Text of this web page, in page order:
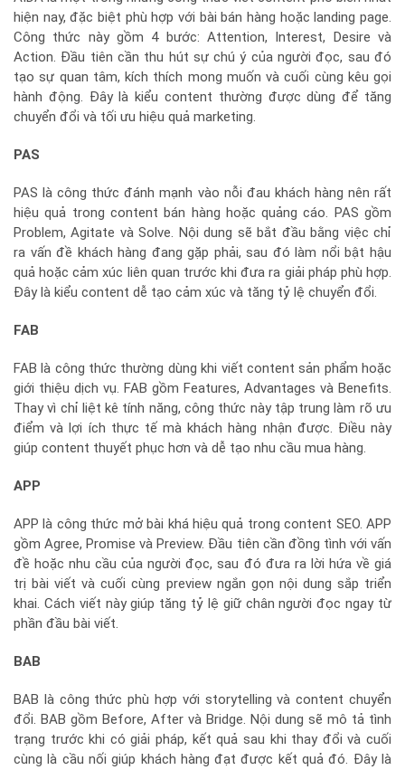
hiện nay, đặc biệt phù hợp với bài bán hàng hoặc landing page.
Công thức này gồm 4 bước: Attention, Interest, Desire và
Action. Đầu tiên cần thu hút sự chú ý của người đọc, sau đó
tạo sự quan tâm, kích thích mong muốn và cuối cùng kêu gọi
hành động. Đây là kiểu content thường được dùng để tăng
chuyển đổi và tối ưu hiệu quả marketing.
PAS
PAS là công thức đánh mạnh vào nỗi đau khách hàng nên rất
hiệu quả trong content bán hàng hoặc quảng cáo. PAS gồm
Problem, Agitate và Solve. Nội dung sẽ bắt đầu bằng việc chỉ
ra vấn đề khách hàng đang gặp phải, sau đó làm nổi bật hậu
quả hoặc cảm xúc liên quan trước khi đưa ra giải pháp phù hợp.
Đây là kiểu content dễ tạo cảm xúc và tăng tỷ lệ chuyển đổi.
FAB
FAB là công thức thường dùng khi viết content sản phẩm hoặc
giới thiệu dịch vụ. FAB gồm Features, Advantages và Benefits.
Thay vì chỉ liệt kê tính năng, công thức này tập trung làm rõ ưu
điểm và lợi ích thực tế mà khách hàng nhận được. Điều này
giúp content thuyết phục hơn và dễ tạo nhu cầu mua hàng.
APP
APP là công thức mở bài khá hiệu quả trong content SEO. APP
gồm Agree, Promise và Preview. Đầu tiên cần đồng tình với vấn
đề hoặc nhu cầu của người đọc, sau đó đưa ra lời hứa về giá
trị bài viết và cuối cùng preview ngắn gọn nội dung sắp triển
khai. Cách viết này giúp tăng tỷ lệ giữ chân người đọc ngay từ
phần đầu bài viết.
BAB
BAB là công thức phù hợp với storytelling và content chuyển
đổi. BAB gồm Before, After và Bridge. Nội dung sẽ mô tả tình
trạng trước khi có giải pháp, kết quả sau khi thay đổi và cuối
cùng là cầu nối giúp khách hàng đạt được kết quả đó. Đây là